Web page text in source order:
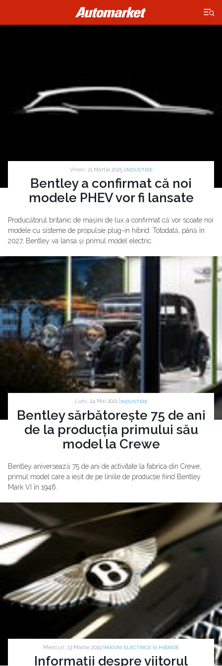
×
Vineri, 21 Martie 2025 | INDUSTRIE
Bentley a confirmat că noi
modele PHEV vor fi lansate
Producătorul britanic de mașini de lux a confirmat că vor scoate noi
modele cu sisteme de propulsie plug-in hibrid. Totodată, până în
2027, Bentley va lansa și primul model electric.
Luni, 24 Mai 2021 | INDUSTRIE
Bentley sărbătorește 75 de ani
de la producția primului său
model la Crewe
Bentley aniversează 75 de ani de activitate la fabrica din Crewe,
primul model care a ieșit de pe liniile de producție fiind Bentley
Mark VI în 1946.
Miercuri, 13 Martie 2019 | MASINI ELECTRICE SI HIBRIDE
Informații despre viitorul